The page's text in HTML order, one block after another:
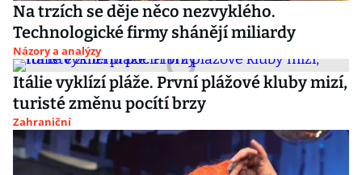
Na trzích se děje něco nezvyklého.
Technologické firmy shánějí miliardy
Názory a analýzy
Itálie vyklízí pláže. První plážové kluby mizí,
turisté změnu pocítí brzy
Zahraniční